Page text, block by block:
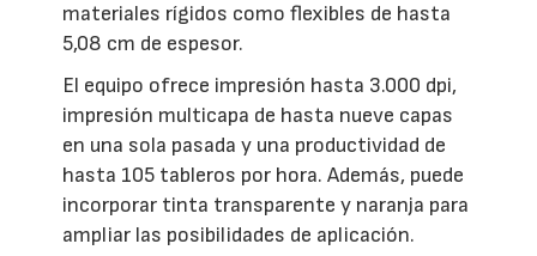
materiales rígidos como flexibles de hasta
5,08 cm de espesor.
El equipo ofrece impresión hasta 3.000 dpi,
impresión multicapa de hasta nueve capas
en una sola pasada y una productividad de
hasta 105 tableros por hora. Además, puede
incorporar tinta transparente y naranja para
ampliar las posibilidades de aplicación.